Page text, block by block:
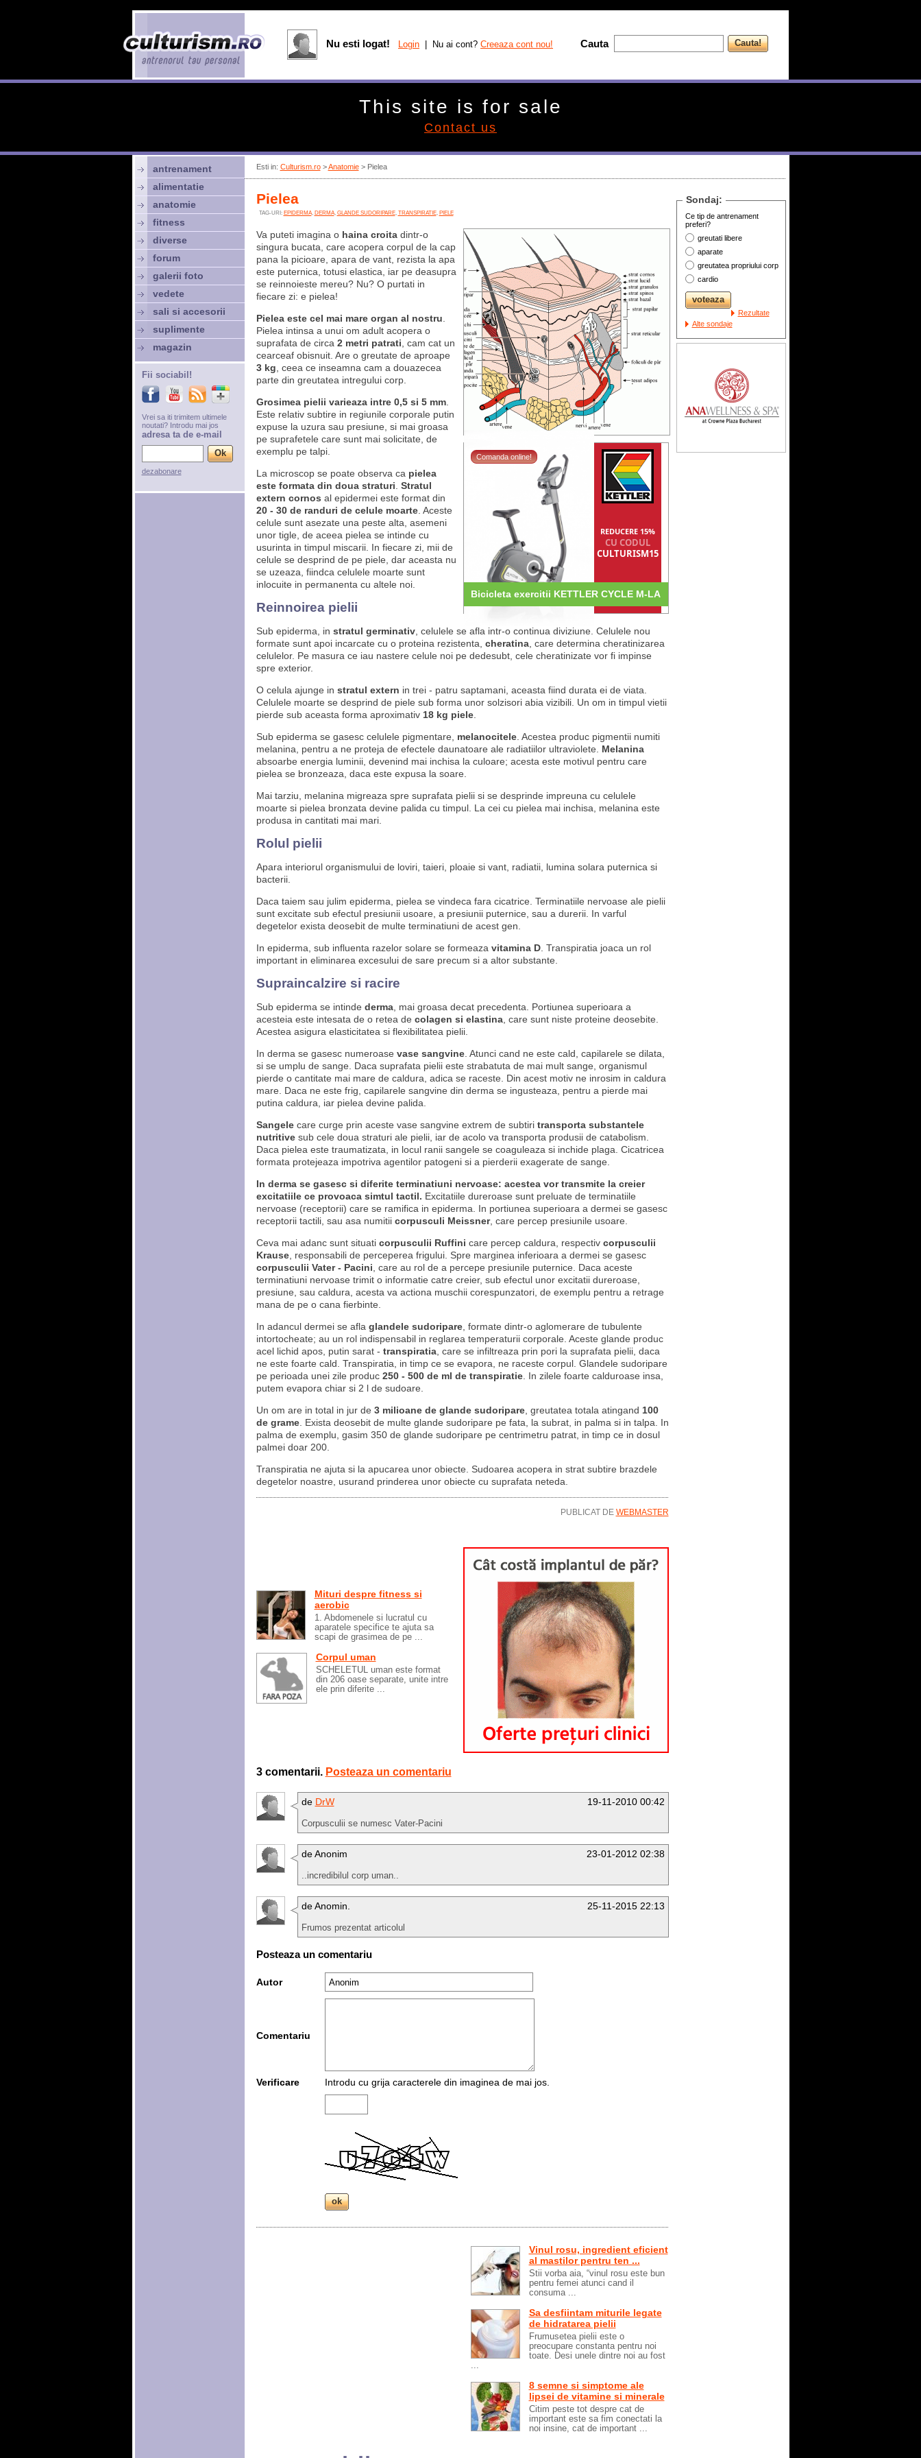
Esti in: Culturism.ro>Anatomie> Pielea
Pielea
TAG-URI: EPIDERMA, DERMA, GLANDE SUDORIPARE, TRANSPIRATIE, PIELE
Comanda online!
REDUCERE 15%
CU CODUL
CULTURISM15
Bicicleta exercitii KETTLER CYCLE M-LA
Va puteti imagina o haina croitadintr-o
singura bucata, care acopera corpul de la cap
pana la picioare, apara de vant, rezista la apa
este puternica, totusi elastica, iar pe deasupra
se reinnoieste mereu? Nu? O purtati in
fiecare zi: e pielea!
Pielea este cel mai mare organ al nostru
Pielea intinsa a unui om adult acopera o
suprafata de circa 2 metri patrati , cam cat un
cearceaf obisnuit. Are o greutate de aproape
3 kg , ceea ce inseamna cam a douazecea
parte din greutatea intregului corp.
Grosimea pielii varieaza intre 0,5 si 5 mm.
Este relativ subtire in regiunile corporale putin
expuse la uzura sau presiune, si mai groasa
pe suprafetele care sunt mai solicitate, de
exemplu pe talpi.
La microscop se poate observa ca pielea
este formata din doua straturi Stratul
extern cornos al epidermei este format din
20 - 30 de randuri de celule moarte. Aceste
celule sunt asezate una peste alta, asemeni
unor tigle, de aceea pielea se intinde cu
usurinta in timpul miscarii. In fiecare zi, mii de
celule se desprind de pe piele, dar aceasta nu
se uzeaza, fiindca celulele moarte sunt
inlocuite in permanenta cu altele noi.
Reinnoirea pielii
Sub epiderma, in stratul germinativ, celulele se afla intr-o continua diviziune. Celulele nou
formate sunt apoi incarcate cu o proteina rezistenta, cheratina, care determina cheratinizarea
celulelor. Pe masura ce iau nastere celule noi pe dedesubt, cele cheratinizate vor fi impinse
spre exterior.
O celula ajunge in stratul extern in trei - patru saptamani, aceasta fiind durata ei de viata.
Celulele moarte se desprind de piele sub forma unor solzisori abia vizibili. Un om in timpul vietii
pierde sub aceasta forma aproximativ 18 kg piele.
Sub epiderma se gasesc celulele pigmentare, melanocitele. Acestea produc pigmentii numiti
melanina, pentru a ne proteja de efectele daunatoare ale radiatiilor ultraviolete. Melanina
absoarbe energia luminii, devenind mai inchisa la culoare; acesta este motivul pentru care
pielea se bronzeaza, daca este expusa la soare.
Mai tarziu, melanina migreaza spre suprafata pielii si se desprinde impreuna cu celulele
moarte si pielea bronzata devine palida cu timpul. La cei cu pielea mai inchisa, melanina este
produsa in cantitati mai mari.
Rolul pielii
Apara interiorul organismului de loviri, taieri, ploaie si vant, radiatii, lumina solara puternica si
bacterii.
Daca taiem sau julim epiderma, pielea se vindeca fara cicatrice. Terminatiile nervoase ale pielii
sunt excitate sub efectul presiunii usoare, a presiunii puternice, sau a durerii. In varful
degetelor exista deosebit de multe terminatiuni de acest gen.
In epiderma, sub influenta razelor solare se formeaza vitamina D. Transpiratia joaca un rol
important in eliminarea excesului de sare precum si a altor substante.
Supraincalzire si racire
Sub epiderma se intinde derma, mai groasa decat precedenta. Portiunea superioara a
acesteia este intesata de o retea de colagen si elastina, care sunt niste proteine deosebite.
Acestea asigura elasticitatea si flexibilitatea pielii.
In derma se gasesc numeroase vase sangvine. Atunci cand ne este cald, capilarele se dilata,
si se umplu de sange. Daca suprafata pielii este strabatuta de mai mult sange, organismul
pierde o cantitate mai mare de caldura, adica se raceste. Din acest motiv ne inrosim in caldura
mare. Daca ne este frig, capilarele sangvine din derma se ingusteaza, pentru a pierde mai
putina caldura, iar pielea devine palida.
Sangelecare curge prin aceste vase sangvine extrem de subtiri transporta substantele
nutritivesub cele doua straturi ale pielii, iar de acolo va transporta produsii de catabolism.
Daca pielea este traumatizata, in locul ranii sangele se coaguleaza si inchide plaga. Cicatricea
formata protejeaza impotriva agentilor patogeni si a pierderii exagerate de sange.
In derma se gasesc si diferite terminatiuni nervoase: acestea vor transmite la creier
excitatiile ce provoaca simtul tactil. Excitatiile dureroase sunt preluate de terminatiile
nervoase (receptorii) care se ramifica in epiderma. In portiunea superioara a dermei se gasesc
receptorii tactili, sau asa numitii corpusculi Meissner, care percep presiunile usoare.
Ceva mai adanc sunt situati corpusculii Ruffini care percep caldura, respectiv corpusculii
Krause, responsabili de perceperea frigului. Spre marginea inferioara a dermei se gasesc
corpusculii Vater - Pacini , care au rol de a percepe presiunile puternice. Daca aceste
terminatiuni nervoase trimit o informatie catre creier, sub efectul unor excitatii dureroase,
presiune, sau caldura, acesta va actiona muschii corespunzatori, de exemplu pentru a retrage
mana de pe o cana fierbinte.
In adancul dermei se afla glandele sudoripare, formate dintr-o aglomerare de tubulente
intortocheate; au un rol indispensabil in reglarea temperaturii corporale. Aceste glande produc
acel lichid apos, putin sarat - transpiratia, care se infiltreaza prin pori la suprafata pielii, daca
ne este foarte cald. Transpiratia, in timp ce se evapora, ne raceste corpul. Glandele sudoripare
pe perioada unei zile produc 250 - 500 de ml de transpiratie. In zilele foarte calduroase insa,
putem evapora chiar si 2 l de sudoare.
Un om are in total in jur de 3 milioane de glande sudoripare, greutatea totala atingand 100
de grame. Exista deosebit de multe glande sudoripare pe fata, la subrat, in palma si in talpa. In
palma de exemplu, gasim 350 de glande sudoripare pe centrimetru patrat, in timp ce in dosul
palmei doar 200.
Transpiratia ne ajuta si la apucarea unor obiecte. Sudoarea acopera in strat subtire brazdele
degetelor noastre, usurand prinderea unor obiecte cu suprafata neteda.
PUBLICAT DE WEBMASTER
Mituri despre fitness si
aerobic
1. Abdomenele si lucratul cu
aparatele specifice te ajuta sa
scapi de grasimea de pe ...
Corpul uman
SCHELETUL uman este format
din 206 oase separate, unite intre
ele prin diferite ...
3 comentarii. Posteaza un comentariu
19-11-2010 00:42
de DrW
Corpusculii se numesc Vater-Pacini
23-01-2012 02:38
de Anonim
..incredibilul corp uman..
25-11-2015 22:13
de Anomin.
Frumos prezentat articolul
Posteaza un comentariu
Autor
Comentariu
Verificare Introdu cu grija caracterele din imaginea de mai jos.
Vinul rosu, ingredient eficient
al mastilor pentru ten ...
Stii vorba aia, “vinul rosu este bun
pentru femei atunci cand il
consuma ...
Sa desfiintam miturile legate
de hidratarea pielii
Frumusetea pielii este o
preocupare constanta pentru noi
toate. Desi unele dintre noi au fost
...
8 semne si simptome ale
lipsei de vitamine si minerale
Citim peste tot despre cat de
important este sa fim conectati la
noi insine, cat de important ...
Sondaj:
Ce tip de antrenament
preferi?
greutati libere
aparate
greutatea propriului corp
cardio
Rezultate
Alte sondaje
antrenament
alimentatie
anatomie
fitness
diverse
forum
galerii foto
vedete
sali si accesorii
suplimente
magazin
Fii sociabil!
Vrei sa iti trimitem ultimele
noutati? Introdu mai jos
adresa ta de e-mail
dezabonare
Nu esti logat! Login | Nu ai cont? Creeaza cont nou! Cauta
This site is for sale
Contact us